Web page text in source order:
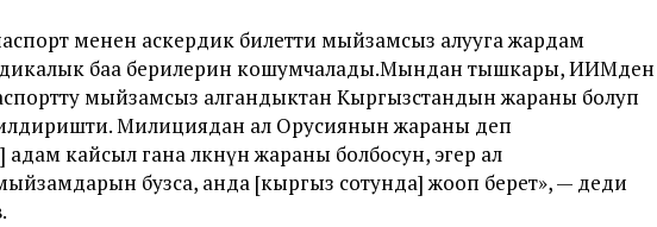
менен аскердик билетти мыйзамсыз алууга жардам
баа берилерин кошумчалады.Мындан тышкары, ИИМден
мыйзамсыз алгандыктан Кыргызстандын жараны болуп
Милициядан ал Орусиянын жараны деп
кайсыл гана өлкөнүн жараны болбосун, эгер ал
бузса, анда [кыргыз сотунда] жооп берет», — деди